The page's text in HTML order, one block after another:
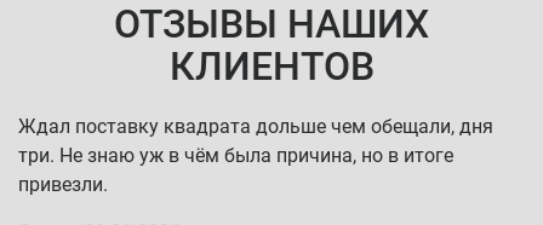
ОТЗЫВЫ НАШИХ
КЛИЕНТОВ
Ждал поставку квадрата дольше чем обещали, дня
три. Не знаю уж в чём была причина, но в итоге
привезли.